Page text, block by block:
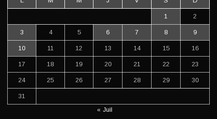
1 2
3 4 5 6 7 8 9
10 11 12 13 14 15 16
17 18 19 20 21 22 23
24 25 26 27 28 29 30
31
« Juil